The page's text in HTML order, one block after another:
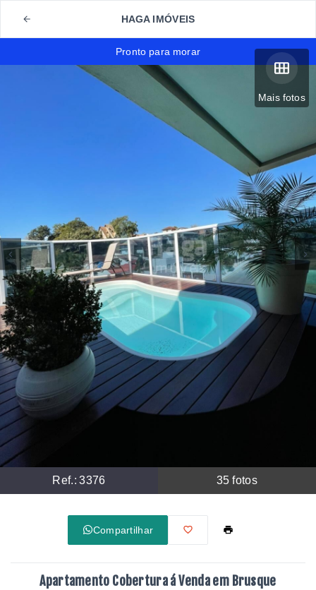
HAGA IMÓVEIS
Mais fotos
Ref.:3376 35 fotos
Pronto para morar
Compartilhar
Apartamento Cobertura á Venda em Brusque